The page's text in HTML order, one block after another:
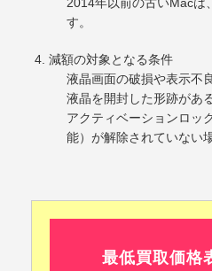
す。
減額の対象となる条件
液晶画面の破損や表示不
液晶を開封した形跡があ
アクティベーションロッ
能）が解除されていない
最低買取価格